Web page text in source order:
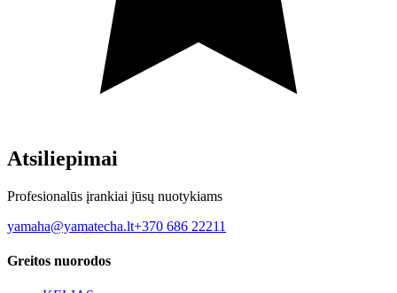
Atsiliepimai
Profesionalūs įrankiai jūsų nuotykiams
yamaha@yamatecha.lt+370 686 22211
Greitos nuorodos